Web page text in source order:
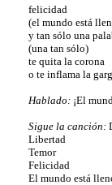
felicidad
(el mundo está
y tan sólo una
(una tan sólo)
te quita la corona
o te inflama la
Hablado: ¡El
Sigue la canción:
Libertad
Temor
Felicidad
El mundo está